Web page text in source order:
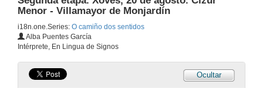
Menor - Villamayor de Monjardín
i18n.one.Series: O camiño dos sentidos
Alba Puentes García
Intérprete, En Lingua de Signos
Ocultar
18 de ago. de 2009
Preparativos. Mércores, 19 de agosto